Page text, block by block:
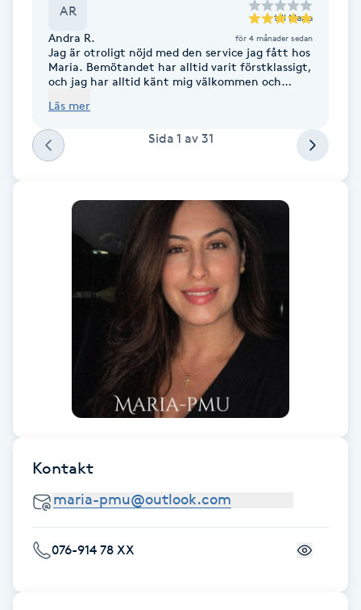
Fotsvamp
Fotvård
Fransar
Fransborttagning
Fransfärgning
Fransförlängning
Fransförlängning Megavolym
Fransförlängning Volym
Fransrengöring
Frekvensterapi
Friskvård
Friskvårdsmassage
AR till Maria
Andra R. för 4 månader sedan
Jag är otroligt nöjd med den service jag fått hos
Maria. Bemötandet har alltid varit förstklassigt,
och jag har alltid känt mig välkommen och
inom sitt område och att hennes kunskap och
Dessutom är hon otroligt händig och duktig,
med ett öga för detaljer som verkligen gör
Läs mer
Sida 1 av 31
Kontakt
076-914 78 XX